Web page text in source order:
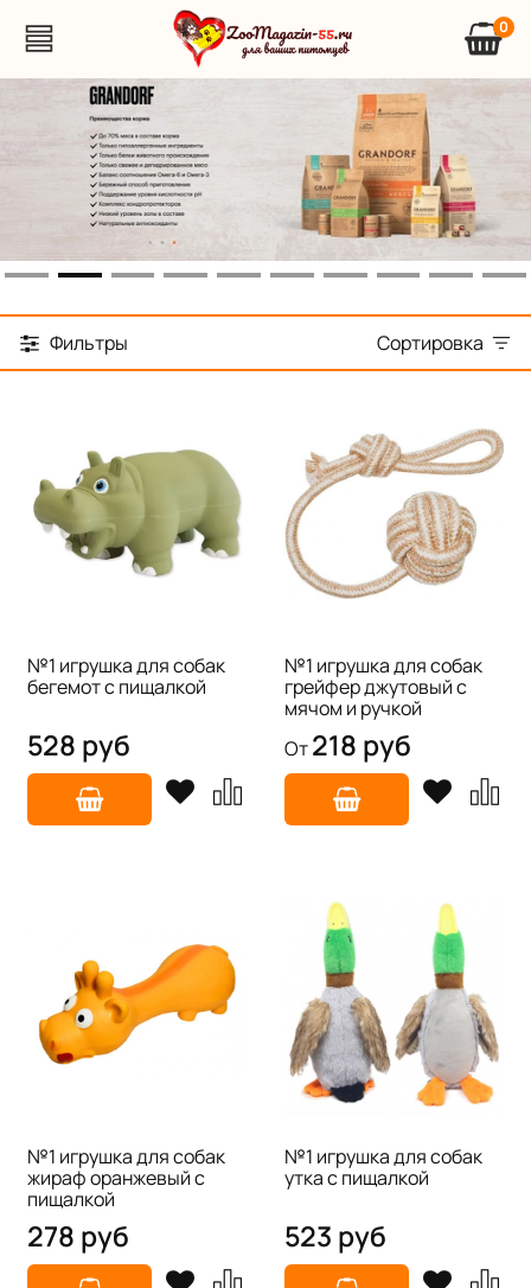
0
Фильтры Сортировка
№1 игрушка для собак
бегемот с пищалкой
528 руб
№1 игрушка для собак
грейфер джутовый с
мячом и ручкой
От218 руб
№1 игрушка для собак
жираф оранжевый с
пищалкой
278 руб
№1 игрушка для собак
утка с пищалкой
523 руб